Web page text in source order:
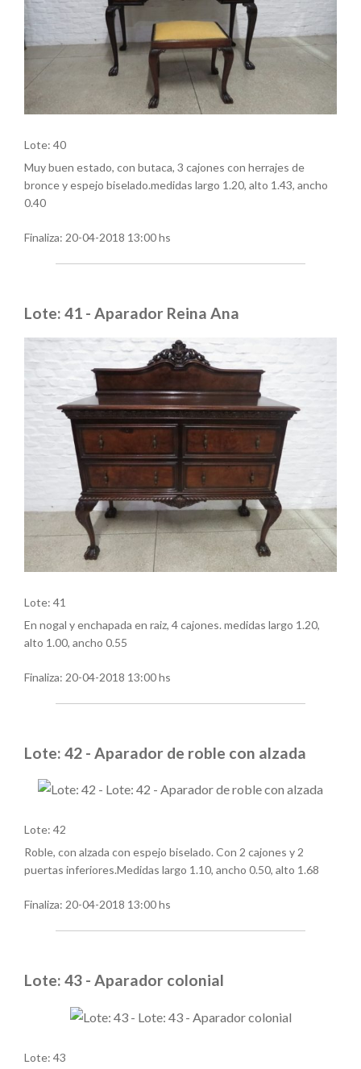
Lote: 40
Muy buen estado, con butaca, 3 cajones con herrajes de
bronce y espejo biselado.medidas largo 1.20, alto 1.43, ancho
0.40
Finaliza: 20-04-2018 13:00 hs
Lote: 41 - Aparador Reina Ana
Lote: 41
En nogal y enchapada en raiz, 4 cajones. medidas largo 1.20,
alto 1.00, ancho 0.55
Finaliza: 20-04-2018 13:00 hs
Lote: 42 - Aparador de roble con alzada
Lote: 42
Roble, con alzada con espejo biselado. Con 2 cajones y 2
puertas inferiores.Medidas largo 1.10, ancho 0.50, alto 1.68
Finaliza: 20-04-2018 13:00 hs
Lote: 43 - Aparador colonial
Lote: 43